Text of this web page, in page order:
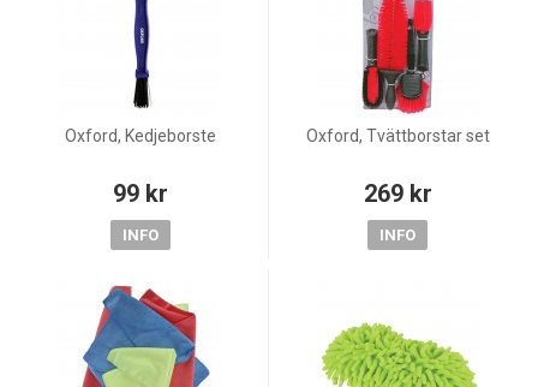
Oxford, Kedjeborste
99 kr
INFO
Oxford, Tvättborstar set
269 kr
INFO